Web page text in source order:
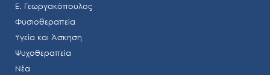
Ε. Γεωργακόπουλος
Φυσιοθεραπεία
Υγεία και Άσκηση
Ψυχοθεραπεία
Νέα